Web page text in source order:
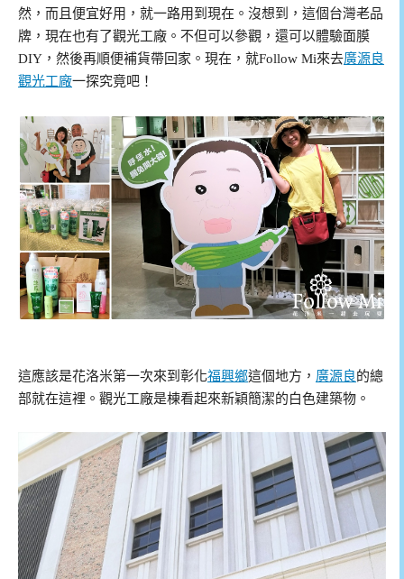
然，而且便宜好用，就一路用到現在。沒想到，這個台灣老品
牌，現在也有了觀光工廠。不但可以參觀，還可以體驗面膜
DIY，然後再順便補貨帶回家。現在，就Follow Mi來去廣源良
觀光工廠一探究竟吧！
這應該是花洛米第一次來到彰化福興鄉這個地方， 廣源良的總
部就在這裡。觀光工廠是棟看起來新穎簡潔的白色建築物。